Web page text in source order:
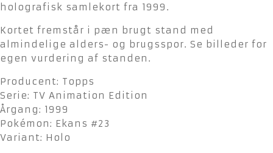
holografisk samlekort fra 1999.
Kortet fremstår i pæn brugt stand med
almindelige alders- og brugsspor. Se billeder for
egen vurdering af standen.
Producent: Topps
Serie: TV Animation Edition
Årgang: 1999
Pokémon: Ekans #23
Variant: Holo